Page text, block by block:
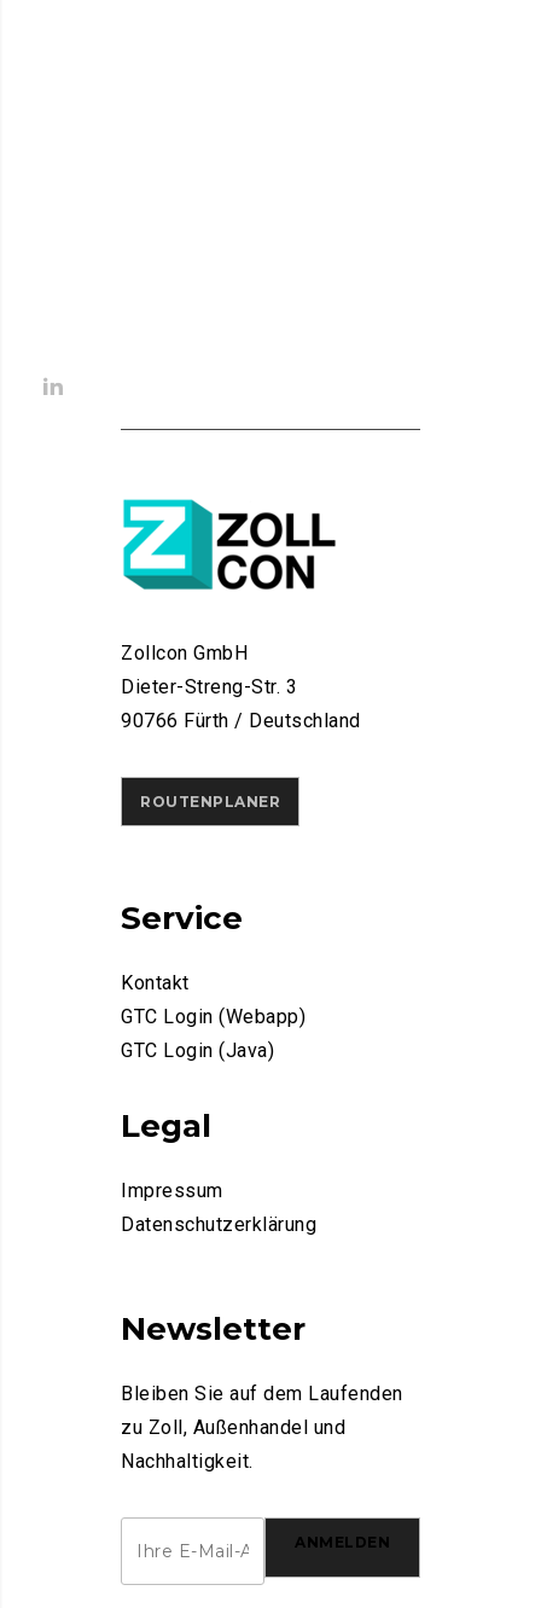
Zollcon GmbH
Dieter-Streng-Str. 3
90766 Fürth / Deutschland
ROUTENPLANER
Service
Kontakt
GTC Login (Webapp)
GTC Login (Java)
Legal
Impressum
Datenschutzerklärung
Newsletter
Bleiben Sie auf dem Laufenden
zu Zoll, Außenhandel und
Nachhaltigkeit.
ANMELDEN